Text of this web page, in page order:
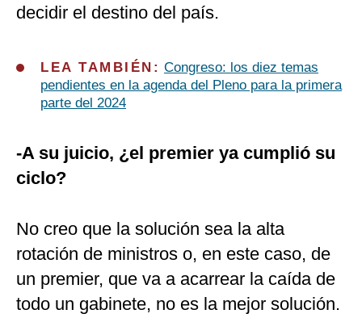
decidir el destino del país.
LEA TAMBIÉN: Congreso: los diez temas
pendientes en la agenda del Pleno para la primera
parte del 2024
-A su juicio, ¿el premier ya cumplió su
ciclo?
No creo que la solución sea la alta
rotación de ministros o, en este caso, de
un premier, que va a acarrear la caída de
todo un gabinete, no es la mejor solución.